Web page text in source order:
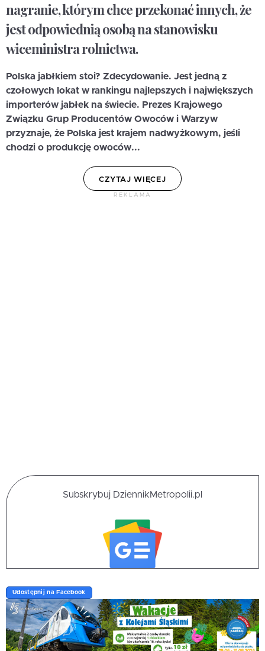
nagranie, którym chce przekonać innych, że
jest odpowiednią osobą na stanowisku
wiceministra rolnictwa.
Polska jabłkiem stoi? Zdecydowanie. Jest jedną z
czołowych lokat w rankingu najlepszych i największych
importerów jabłek na świecie. Prezes Krajowego
Związku Grup Producentów Owoców i Warzyw
przyznaje, że Polska jest krajem nadwyżkowym, jeśli
chodzi o produkcję owoców...
CZYTAJ WIĘCEJ
REKLAMA
Subskrybuj DziennikMetropolii.pl
Udostępnij na Facebook